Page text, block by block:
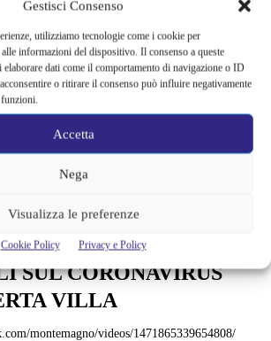
Gestisci Consenso
utilizziamo tecnologie come i cookie per
alle informazioni del dispositivo. Il consenso a queste
elaborare dati come il comportamento di navigazione o ID
o ritirare il consenso può influire negativamente
funzioni.
Accetta
Nega
Visualizza le preferenze
Cookie Policy Privacy e Policy
E NOTIZIE
SUL CORONAVIRUS
VILLA
montemagno/videos/1471865339654808/